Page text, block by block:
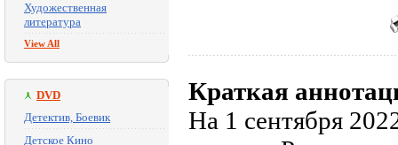
Художественная
литература
View All
DVD
Детектив, Боевик
Детское Кино
Краткая
На 1 сентября